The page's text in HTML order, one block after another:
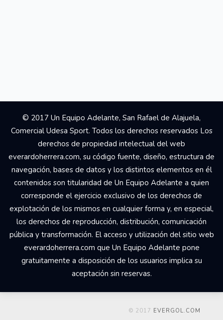
© 2017 Un Equipo Adelante, San Rafael de Alajuela,
Comercial Udesa Sport. Todos los derechos reservados Los
derechos de propiedad intelectual del web
everardoherrera.com, su código fuente, diseño, estructura de
navegación, bases de datos y los distintos elementos en él
contenidos son titularidad de Un Equipo Adelante a quien
corresponde el ejercicio exclusivo de los derechos de
explotación de los mismos en cualquier forma y, en especial,
los derechos de reproducción, distribución, comunicación
pública y transformación. El acceso y utilización del sitio web
everardoherrera.com que Un Equipo Adelante pone
gratuitamente a disposición de los usuarios implica su
aceptación sin reservas.
© 2017 EVERGOL.COM